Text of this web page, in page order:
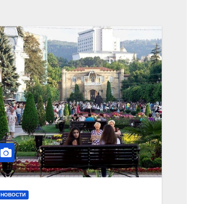
НОВОСТИ